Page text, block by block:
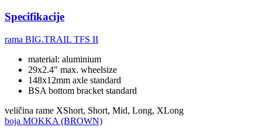
Specifikacije
rama BIG.TRAIL TFS II
material: aluminium
29x2.4" max. wheelsize
148x12mm axle standard
BSA bottom bracket standard
veličina rame XShort, Short, Mid, Long, XLong
boja MOKKA (BROWN)